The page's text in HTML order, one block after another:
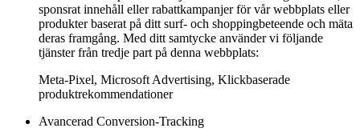
sponsrat innehåll eller rabattkampanjer för vår webbplats eller
produkter baserat på ditt surf- och shoppingbeteende och mäta
deras framgång. Med ditt samtycke använder vi följande
tjänster från tredje part på denna webbplats:
Meta-Pixel, Microsoft Advertising, Klickbaserade
produktrekommendationer
Avancerad Conversion-Tracking